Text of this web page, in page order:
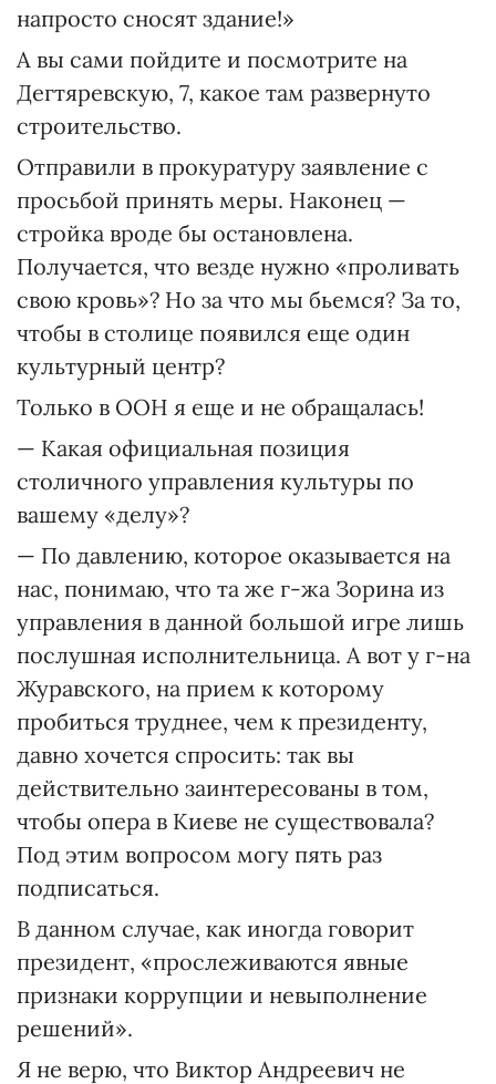
напросто сносят здание!»
А вы сами пойдите и посмотрите на
Дегтяревскую, 7, какое там развернуто
строительство.
Отправили в прокуратуру заявление с
просьбой принять меры. Наконец —
стройка вроде бы остановлена.
Получается, что везде нужно «проливать
свою кровь»? Но за что мы бьемся? За то,
чтобы в столице появился еще один
культурный центр?
Только в ООН я еще и не обращалась!
— Какая официальная позиция
столичного управления культуры по
вашему «делу»?
— По давлению, которое оказывается на
нас, понимаю, что та же г-жа Зорина из
управления в данной большой игре лишь
послушная исполнительница. А вот у г-на
Журавского, на прием к которому
пробиться труднее, чем к президенту,
давно хочется спросить: так вы
действительно заинтересованы в том,
чтобы опера в Киеве не существовала?
Под этим вопросом могу пять раз
подписаться.
В данном случае, как иногда говорит
президент, «прослеживаются явные
признаки коррупции и невыполнение
решений».
Я не верю, что Виктор Андреевич не